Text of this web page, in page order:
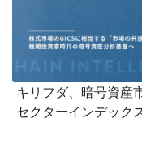
キリフダ、暗号資産
セクターインデック